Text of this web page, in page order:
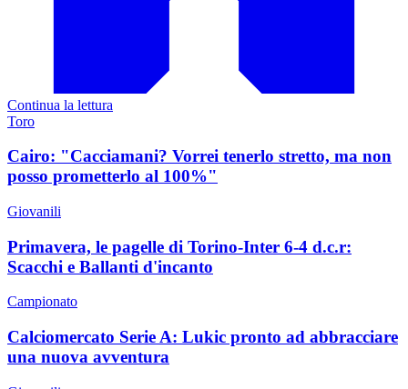
Continua la lettura
Toro
Cairo: "Cacciamani? Vorrei tenerlo stretto, ma non
posso prometterlo al 100%"
Giovanili
Primavera, le pagelle di Torino-Inter 6-4 d.c.r:
Scacchi e Ballanti d'incanto
Campionato
Calciomercato Serie A: Lukic pronto ad abbracciare
una nuova avventura